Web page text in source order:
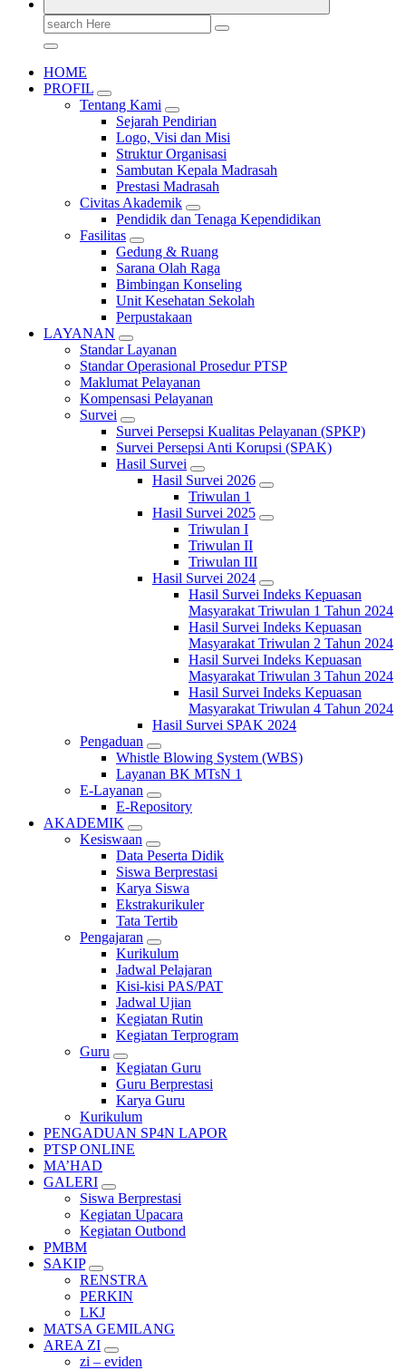
Search
for:
HOME
PROFIL
Tentang Kami
Sejarah Pendirian
Logo, Visi dan Misi
Struktur Organisasi
Sambutan Kepala Madrasah
Prestasi Madrasah
Civitas Akademik
Pendidik dan Tenaga Kependidikan
Fasilitas
Gedung & Ruang
Sarana Olah Raga
Bimbingan Konseling
Unit Kesehatan Sekolah
Perpustakaan
LAYANAN
Standar Layanan
Standar Operasional Prosedur PTSP
Maklumat Pelayanan
Kompensasi Pelayanan
Survei
Survei Persepsi Kualitas Pelayanan (SPKP)
Survei Persepsi Anti Korupsi (SPAK)
Hasil Survei
Hasil Survei 2026
Triwulan 1
Hasil Survei 2025
Triwulan I
Triwulan II
Triwulan III
Hasil Survei 2024
Hasil Survei Indeks Kepuasan
Masyarakat Triwulan 1 Tahun 2024
Hasil Survei Indeks Kepuasan
Masyarakat Triwulan 2 Tahun 2024
Hasil Survei Indeks Kepuasan
Masyarakat Triwulan 3 Tahun 2024
Hasil Survei Indeks Kepuasan
Masyarakat Triwulan 4 Tahun 2024
Hasil Survei SPAK 2024
Pengaduan
Whistle Blowing System (WBS)
Layanan BK MTsN 1
E-Layanan
E-Repository
AKADEMIK
Kesiswaan
Data Peserta Didik
Siswa Berprestasi
Karya Siswa
Ekstrakurikuler
Tata Tertib
Pengajaran
Kurikulum
Jadwal Pelajaran
Kisi-kisi PAS/PAT
Jadwal Ujian
Kegiatan Rutin
Kegiatan Terprogram
Guru
Kegiatan Guru
Guru Berprestasi
Karya Guru
Kurikulum
PENGADUAN SP4N LAPOR
PTSP ONLINE
MA’HAD
GALERI
Siswa Berprestasi
Kegiatan Upacara
Kegiatan Outbond
PMBM
SAKIP
RENSTRA
PERKIN
LKJ
MATSA GEMILANG
AREA ZI
zi – eviden